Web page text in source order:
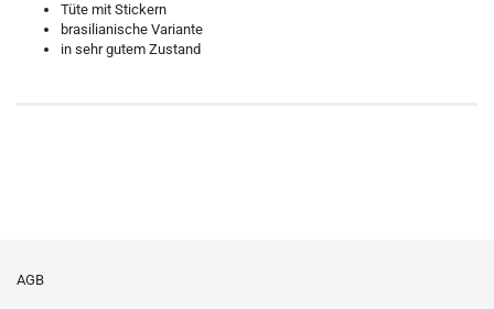
Tüte mit Stickern
brasilianische Variante
in sehr gutem Zustand
AGB